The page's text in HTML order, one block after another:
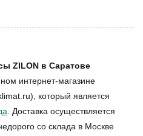
ZILON в Саратове
интернет-магазине
который является
. Доставка осуществляется
со склада в Москве